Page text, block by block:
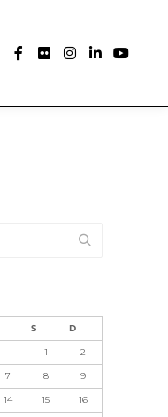
S D
1 2
7 8 9
14 15 16